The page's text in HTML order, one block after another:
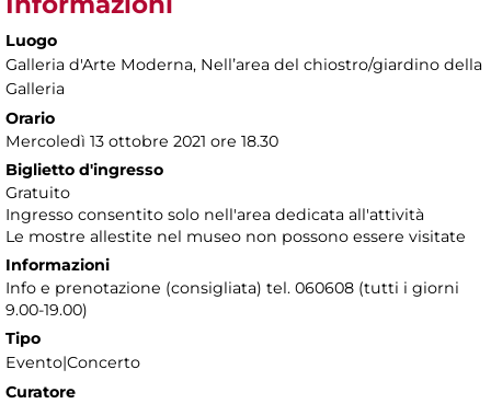
Luogo
Galleria d'Arte Moderna, Nellʼarea del chiostro/giardino della
Galleria
Orario
Mercoledì 13 ottobre 2021 ore 18.30
Biglietto d'ingresso
Gratuito
Ingresso consentito solo nell'area dedicata all'attività
Le mostre allestite nel museo non possono essere visitate
Informazioni
Info e prenotazione (consigliata) tel. 060608 (tutti i giorni
9.00-19.00)
Tipo
Evento|Concerto
Curatore